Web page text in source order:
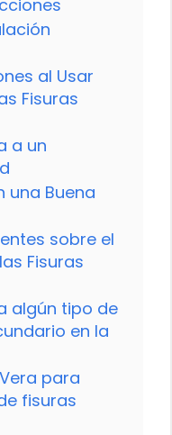
al Usar
Fisuras
a un
una Buena
sobre el
Fisuras
algún tipo de
en la
para
fisuras